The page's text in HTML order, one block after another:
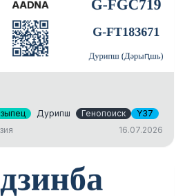
Дурипш Генопоиск
Y37
16.07.2026